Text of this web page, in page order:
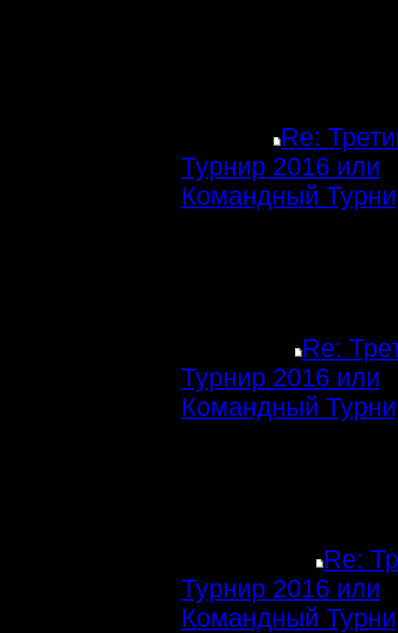
Re:
Турнир 2016 или
Командный
Re:
Турнир 2016 или
Командный
Re:
Турнир 2016 или
Командный